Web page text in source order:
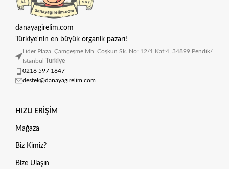
danayagirelim.com
Türkiye'nin en büyük organik pazarı!
Lider Plaza, Çamçeşme Mh. Coşkun Sk. No: 12/1 Kat:4, 34899 Pendik/
İstanbul
Türkiye
0216 597 1647
destek@danayagirelim.com
HIZLI ERIŞIM
Mağaza
Biz Kimiz?
Bize Ulaşın